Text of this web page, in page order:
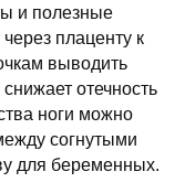
и полезные
плаценту к
выводить
отечность
ноги можно
согнутыми
для беременных.